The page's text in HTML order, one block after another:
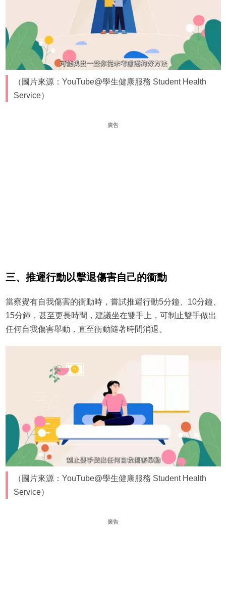
（圖片來源：YouTube@學生健康服務 Student Health
Service）
廣告
三、推遲行動以擊退傷害自己的衝動
當察覺有自我傷害的衝動時，嘗試推遲行動5分鐘、10分鐘、
15分鐘，甚至更長時間，建議坐在雙手上，可制止雙手做出
任何自我傷害舉動，直至衝動隨著時間消退。
（圖片來源：YouTube@學生健康服務 Student Health
Service）
廣告